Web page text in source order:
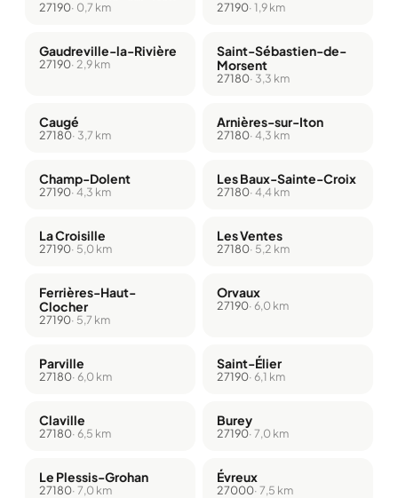
27190· 0,7 km 27190· 1,9 km
Gaudreville-la-Rivière
27190· 2,9 km
Saint-Sébastien-de-
Morsent
27180· 3,3 km
Caugé
27180· 3,7 km
Arnières-sur-Iton
27180· 4,3 km
Champ-Dolent
27190· 4,3 km
Les Baux-Sainte-Croix
27180· 4,4 km
La Croisille
27190· 5,0 km
Les Ventes
27180· 5,2 km
Ferrières-Haut-
Clocher
27190· 5,7 km
Orvaux
27190· 6,0 km
Parville
27180· 6,0 km
Saint-Élier
27190· 6,1 km
Claville
27180· 6,5 km
Burey
27190· 7,0 km
Le Plessis-Grohan
27180· 7,0 km
Évreux
27000· 7,5 km